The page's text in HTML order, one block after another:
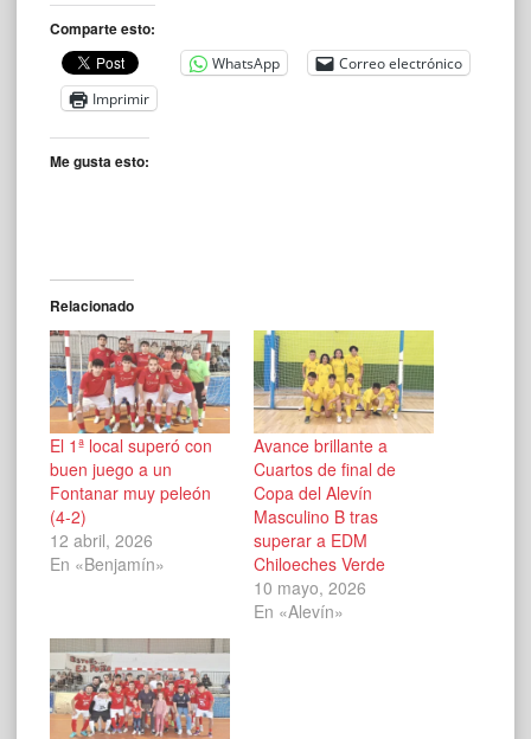
Comparte esto:
WhatsApp
Correo electrónico
Imprimir
Me gusta esto:
Relacionado
El 1ª local superó con
buen juego a un
Fontanar muy peleón
(4-2)
12 abril, 2026
En «Benjamín»
Avance brillante a
Cuartos de final de
Copa del Alevín
Masculino B tras
superar a EDM
Chiloeches Verde
10 mayo, 2026
En «Alevín»